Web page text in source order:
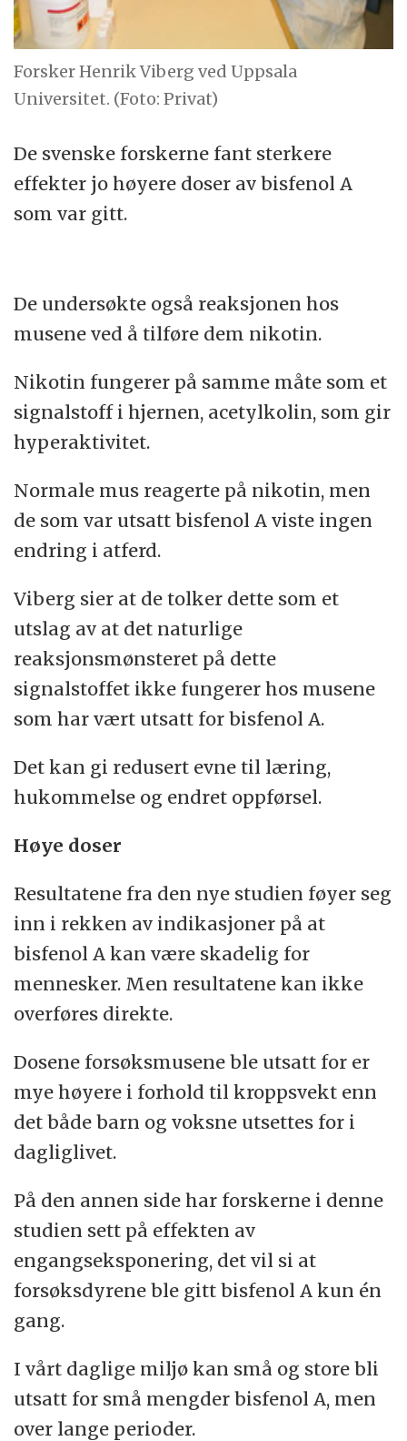
Forsker Henrik Viberg ved Uppsala
Universitet. (Foto: Privat)
De svenske forskerne fant sterkere
effekter jo høyere doser av bisfenol A
som var gitt.
De undersøkte også reaksjonen hos
musene ved å tilføre dem nikotin.
Nikotin fungerer på samme måte som et
signalstoff i hjernen, acetylkolin, som gir
hyperaktivitet.
Normale mus reagerte på nikotin, men
de som var utsatt bisfenol A viste ingen
endring i atferd.
Viberg sier at de tolker dette som et
utslag av at det naturlige
reaksjonsmønsteret på dette
signalstoffet ikke fungerer hos musene
som har vært utsatt for bisfenol A.
Det kan gi redusert evne til læring,
hukommelse og endret oppførsel.
Høye doser
Resultatene fra den nye studien føyer seg
inn i rekken av indikasjoner på at
bisfenol A kan være skadelig for
mennesker. Men resultatene kan ikke
overføres direkte.
Dosene forsøksmusene ble utsatt for er
mye høyere i forhold til kroppsvekt enn
det både barn og voksne utsettes for i
dagliglivet.
På den annen side har forskerne i denne
studien sett på effekten av
engangseksponering, det vil si at
forsøksdyrene ble gitt bisfenol A kun én
gang.
I vårt daglige miljø kan små og store bli
utsatt for små mengder bisfenol A, men
over lange perioder.